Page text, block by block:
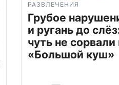
РАЗВЛЕЧЕНИЯ
Грубое
и ругань до
чуть не
«Большой куш»